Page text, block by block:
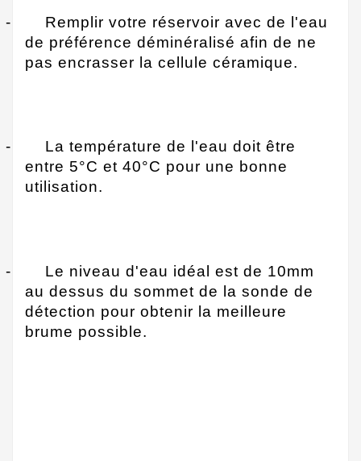
-
Remplir votre réservoir avec de l'eau
de préférence déminéralisé afin de ne
pas encrasser la cellule céramique.
-
La température de l'eau doit être
entre 5°C et 40°C pour une bonne
utilisation.
-
Le niveau d'eau idéal est de 10mm
au dessus du sommet de la sonde de
détection pour obtenir la meilleure
brume possible.